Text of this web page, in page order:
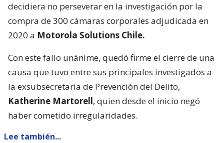
decidiera no perseverar en la investigación por la
compra de 300 cámaras corporales adjudicada en
2020 a Motorola Solutions Chile.
Con este fallo unánime, quedó firme el cierre de una
causa que tuvo entre sus principales investigados a
la exsubsecretaria de Prevención del Delito,
Katherine Martorell, quien desde el inicio negó
haber cometido irregularidades.
Lee también...